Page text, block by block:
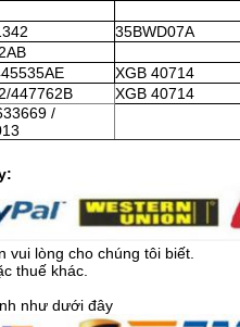
35BWD07A
XGB 40714
447762B XGB 40714
/
vui lòng cho chúng tôi biết.
thuế khác.
như dưới đây